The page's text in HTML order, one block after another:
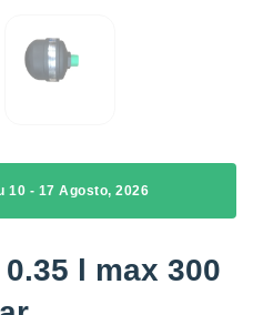
10 - 17 Agosto, 2026
l max 300